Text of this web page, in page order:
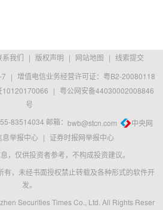
系我们 | 版权声明 | 网站地图 | 线索提交
| 增值电信业务经营许可证：粤B2-20080118
10120170066 | 粤公网安备44030002008846
号
83514034 邮箱： bwb@stcn.com
中央网
举报中心 | 证券时报网举报中心
，仅供投资者参考，不构成投资建议。
有，未经书面授权禁止转载及各种形式的软件开
发。
Securities Times Co., Ltd. All Rights Reser